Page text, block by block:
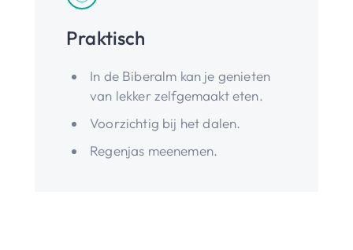
Praktisch
In de Biberalm kan je genieten
van lekker zelfgemaakt eten.
Voorzichtig bij het dalen.
Regenjas meenemen.